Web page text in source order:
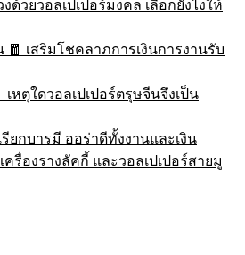
ด้วยวอลเปเปอร์มงคล เลือกยังไงให้
🧧 เสริมโชคลาภการเงินการงานรับ
หตุใดวอลเปเปอร์ตรุษจีนจึงเป็น
รียกบารมี ออร่าดีทั้งงานและเงิน
องรางลัคกี้ และวอลเปเปอร์สายมู